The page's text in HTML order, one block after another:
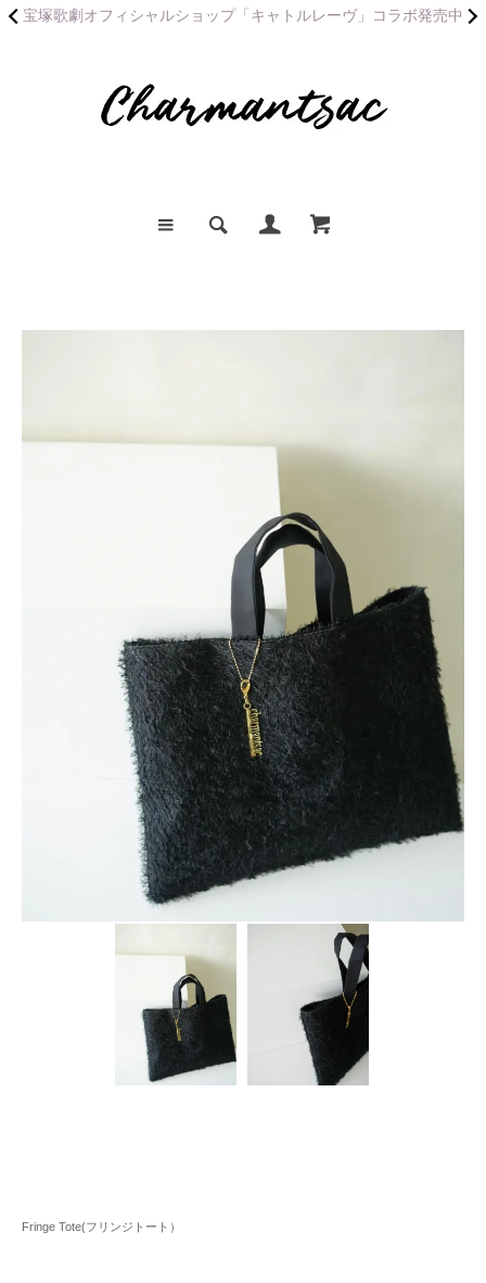
宝塚歌劇オフィシャルショップ「キャトルレーヴ」コラボ発売中
Fringe Tote(フリンジトート）